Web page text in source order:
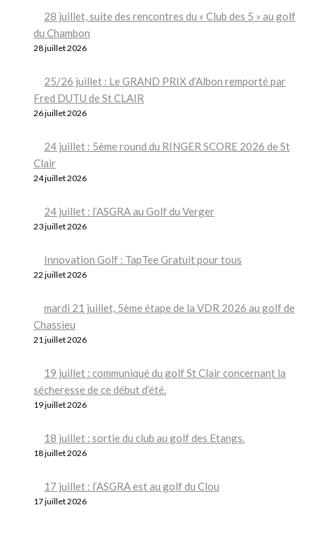
28 juillet, suite des rencontres du « Club des 5 » au golf
du Chambon
28 juillet 2026
25/26 juillet : Le GRAND PRIX d’Albon remporté par
Fred DUTU de St CLAIR
26 juillet 2026
24 juillet : 5ème round du RINGER SCORE 2026 de St
Clair
24 juillet 2026
24 juillet : l’ASGRA au Golf du Verger
23 juillet 2026
Innovation Golf : TapTee Gratuit pour tous
22 juillet 2026
mardi 21 juillet, 5ème étape de la VDR 2026 au golf de
Chassieu
21 juillet 2026
19 juillet : communiqué du golf St Clair concernant la
sécheresse de ce début d’été.
19 juillet 2026
18 juillet : sortie du club au golf des Etangs.
18 juillet 2026
17 juillet : l’ASGRA est au golf du Clou
17 juillet 2026